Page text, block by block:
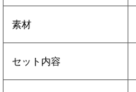
素材
セット内容